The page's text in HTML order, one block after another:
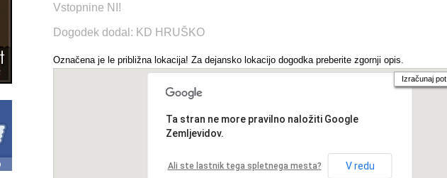
Vstopnine NI!
Dogodek dodal: KD HRUŠKO
Označena je le približna lokacija! Za dejansko lokacijo dogodka preberite zgornji opis.
Ta stran ne more pravilno naložiti Google
Zemljevidov.
Ali ste lastnik tega spletnega mesta? V redu
Izračunaj pot